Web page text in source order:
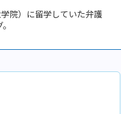
院）に留学していた弁護Sidebar
Prev
